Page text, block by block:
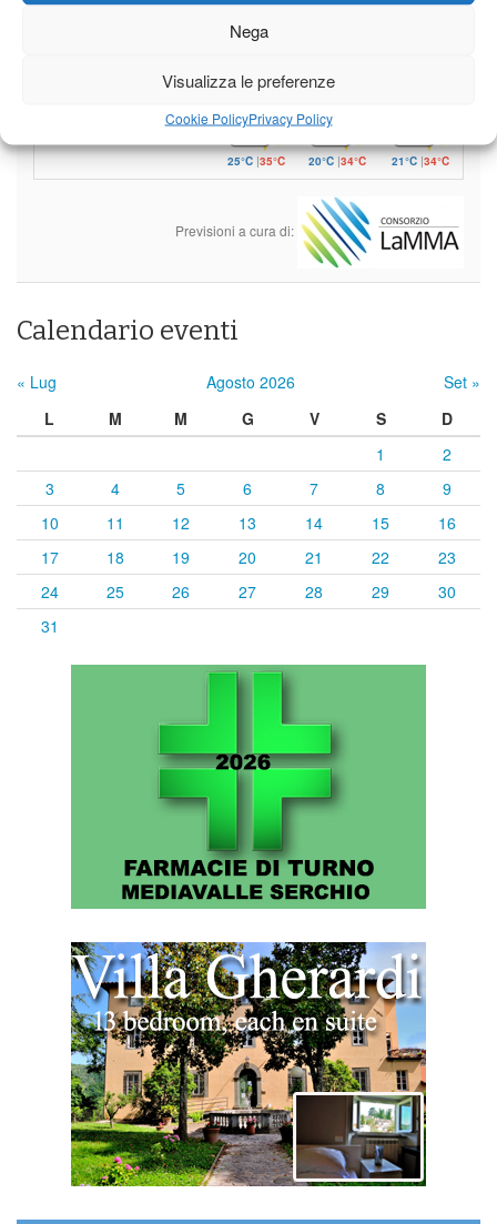
Nega
Visualizza le preferenze
Cookie PolicyPrivacy Policy
25°C|38°C 20°C|37°C 21°C|37°C
25°C| 35°C 20°C|
Castelnuovo Garfagnana
25°C|35°C 20°C|34°C 21°C|34°C
Previsioni a cura di:
Calendario eventi
« Lug Agosto 2026
Set »
L
M M G V S
D
1
2
3
4 5 6 7 8
9
10
11 12 13 14 15
16
17
18 19 20 21 22
23
24
25 26 27 28 29
30
31